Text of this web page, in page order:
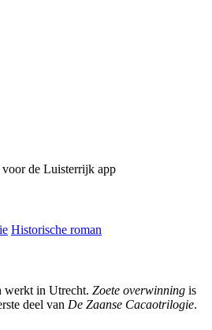
de Luisterrijk app
Historische roman
werkt in Utrecht. Zoete overwinning is
deel van De Zaanse Cacaotrilogie.